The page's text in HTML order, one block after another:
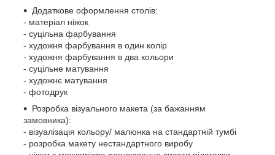
Додаткове оформлення столів:
- матеріал ніжок
- суцільна фарбування
- художня фарбування в один колір
- художня фарбування в два кольори
- суцільне матування
- художнє матування
- фотодрук
Розробка візуального макета (за бажанням
замовника):
- візуалізація кольору/ малюнка на стандартній тумбі
- розробка макету нестандартного виробу